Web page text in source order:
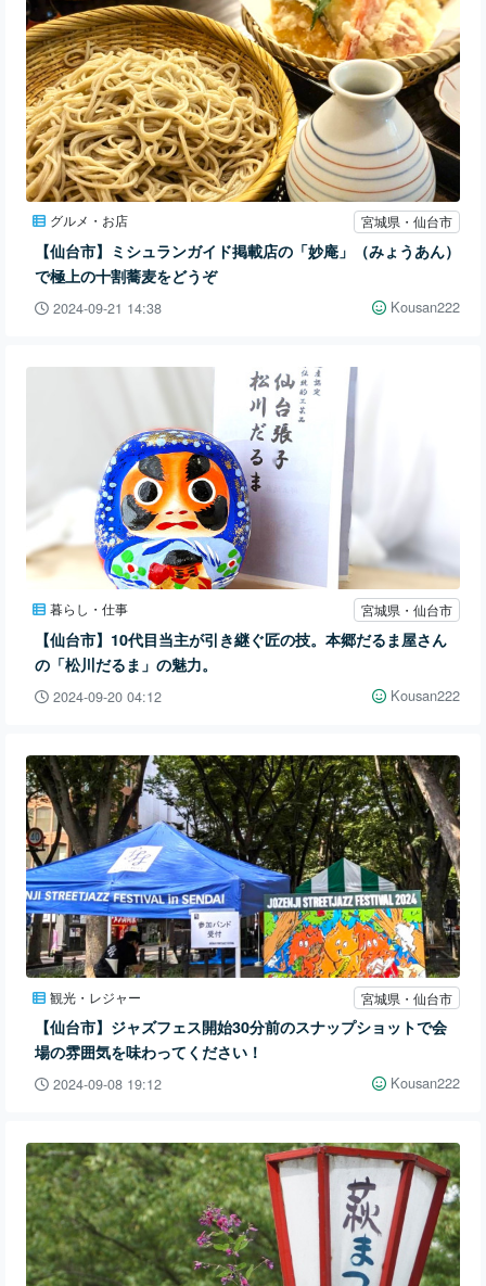
グルメ・お店 宮城県・仙台市
【仙台市】ミシュランガイド掲載店の「妙庵」（みょうあん）
で極上の十割蕎麦をどうぞ
2024-09-21 14:38 Kousan222
暮らし・仕事 宮城県・仙台市
【仙台市】10代目当主が引き継ぐ匠の技。本郷だるま屋さん
の「松川だるま」の魅力。
2024-09-20 04:12 Kousan222
観光・レジャー 宮城県・仙台市
【仙台市】ジャズフェス開始30分前のスナップショットで会
場の雰囲気を味わってください！
2024-09-08 19:12 Kousan222